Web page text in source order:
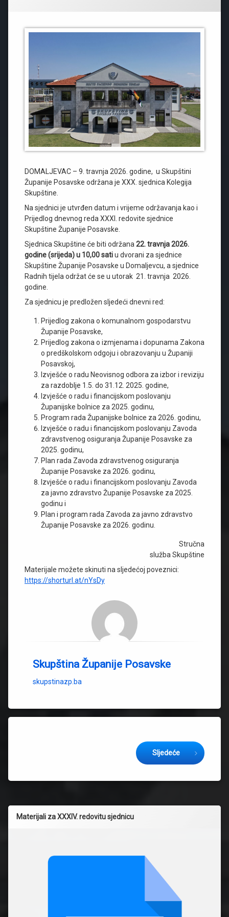
DOMALJEVAC – 9. travnja 2026. godine, u Skupštini
Županije Posavske održana je XXX. sjednica Kolegija
Skupštine.
Na sjednici je utvrđen datum i vrijeme održavanja kao i
Prijedlog dnevnog reda XXXI. redovite sjednice
Skupštine Županije Posavske.
Sjednica Skupštine će biti održana 22.travnja 2026.
godine (srijeda) u 10,00 satiu dvorani za sjednice
Skupštine Županije Posavske u Domaljevcu, a sjednice
Radnih tijela održat će se u utorak 21. travnja 2026.
godine.
Za sjednicu je predložen sljedeći dnevni red:
Prijedlog zakona o komunalnom gospodarstvu
Županije Posavske,
Prijedlog zakona o izmjenama i dopunama Zakona
o predškolskom odgoju i obrazovanju u Županiji
Posavskoj,
Izvješće o radu Neovisnog odbora za izbor i reviziju
za razdoblje 1.5. do 31.12. 2025. godine,
Izvješće o radu i financijskom poslovanju
Županijske bolnice za 2025. godinu,
Program rada Županijske bolnice za 2026. godinu,
Izvješće o radu i financijskom poslovanju Zavoda
zdravstvenog osiguranja Županije Posavske za
2025. godinu,
Plan rada Zavoda zdravstvenog osiguranja
Županije Posavske za 2026. godinu,
Izvješće o radu i financijskom poslovanju Zavoda
za javno zdravstvo Županije Posavske za 2025.
godinu i
Plan i program rada Zavoda za javno zdravstvo
Županije Posavske za 2026. godinu.
Stručna
služba Skupštine
Materijale možete skinuti na sljedećoj poveznici:
https://shorturl.at/nYsDy
Skupština Županije Posavske
skupstinazp.ba
Sljedeće
Materijali za XXXIV. redovitu sjednicu